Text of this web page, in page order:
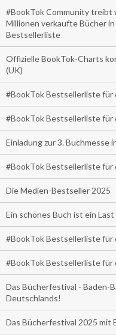
#BookTok Community treibt
Millionen verkaufte Bücher
Bestsellerliste
Offizielle BookTok-Charts
(UK)
#BookTok Bestsellerliste für
#BookTok Bestsellerliste für
Einladung zur 3. Buchmesse
#BookTok Bestsellerliste für
Die Medien-Bestseller 2025
Ein schönes Buch ist ein
#BookTok Bestsellerliste für
#BookTok Bestsellerliste
Das Bücherfestival - Baden-
Deutschlands!
Das Bücherfestival 2025 mit